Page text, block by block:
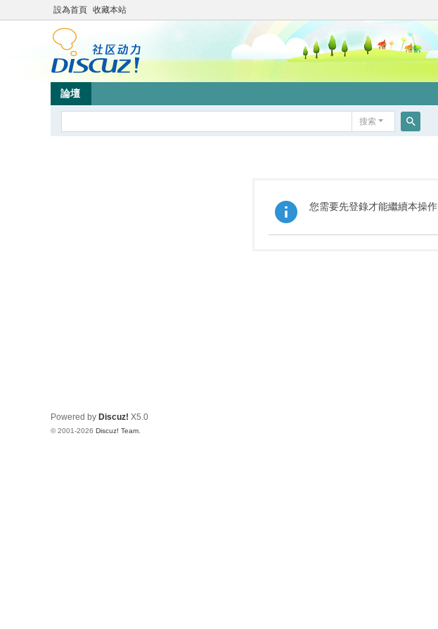
設為首頁 收藏本站
論壇
搜索
您需要先登錄才能繼續本操作
Powered by Discuz! X5.0
© 2001-2026 Discuz! Team